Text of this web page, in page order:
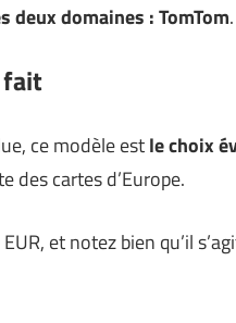
deux domaines : TomTom.
fait
ce modèle estle choix
des cartes d’Europe.
et notez bien qu’il